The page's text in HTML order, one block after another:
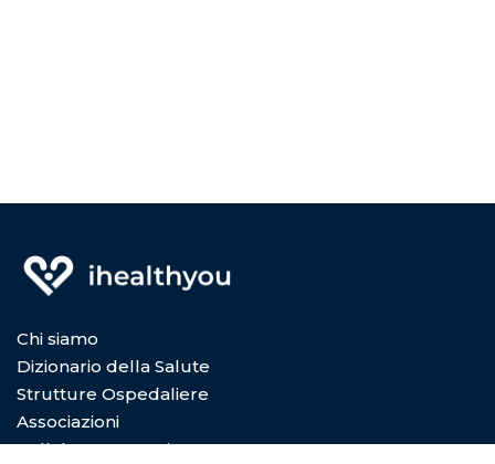
Chi siamo
Dizionario della Salute
Strutture Ospedaliere
Associazioni
Collabora con Noi